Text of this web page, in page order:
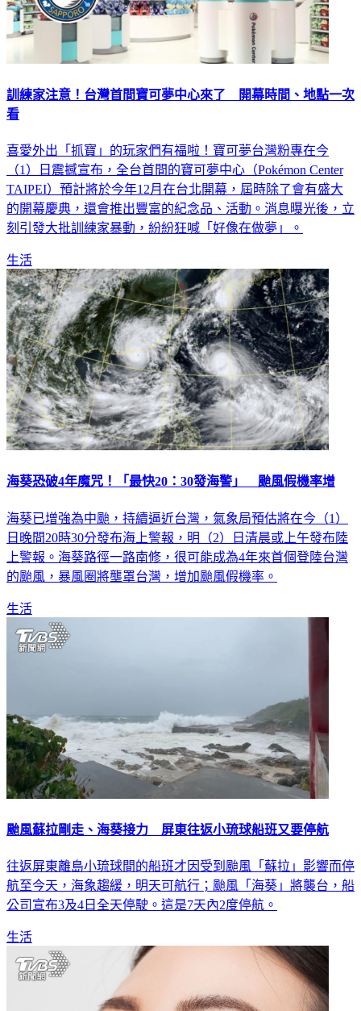
訓練家注意！台灣首間寶可夢中心來了 開幕時間、地點一次
看
喜愛外出「抓寶」的玩家們有福啦！寶可夢台灣粉專在今
（1）日震撼宣布，全台首間的寶可夢中心（Pokémon Center
TAIPEI）預計將於今年12月在台北開幕，屆時除了會有盛大
的開幕慶典，還會推出豐富的紀念品、活動。消息曝光後，立
刻引發大批訓練家暴動，紛紛狂喊「好像在做夢」。
生活
海葵恐破4年魔咒！「最快20：30發海警」 颱風假機率增
海葵已增強為中颱，持續逼近台灣，氣象局預估將在今（1）
日晚間20時30分發布海上警報，明（2）日清晨或上午發布陸
上警報。海葵路徑一路南修，很可能成為4年來首個登陸台灣
的颱風，暴風圈將壟罩台灣，增加颱風假機率。
生活
颱風蘇拉剛走、海葵接力 屏東往返小琉球船班又要停航
往返屏東離島小琉球間的船班才因受到颱風「蘇拉」影響而停
航至今天，海象趨緩，明天可航行；颱風「海葵」將襲台，船
公司宣布3及4日全天停駛。這是7天內2度停航。
生活